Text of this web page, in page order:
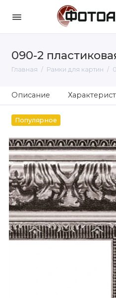
090-2
Главная Рамки для картин
Описание
Популярное